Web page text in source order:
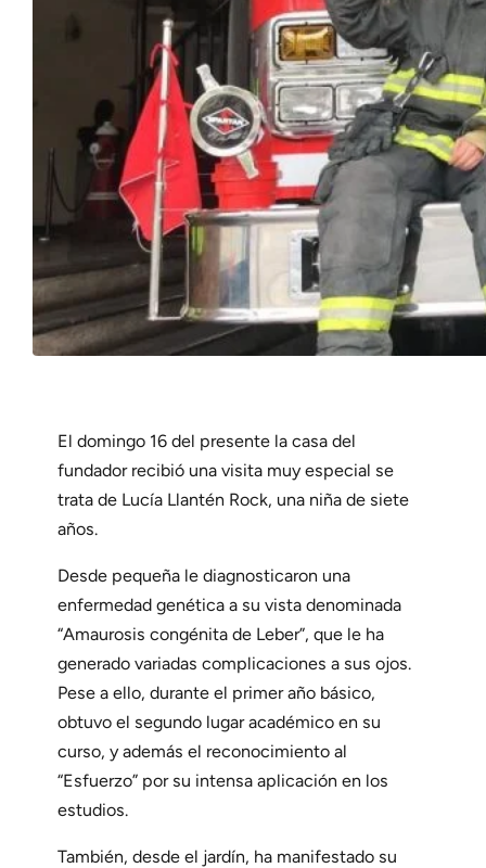
El domingo 16 del presente la casa del
fundador recibió una visita muy especial se
trata de Lucía Llantén Rock, una niña de siete
años.
Desde pequeña le diagnosticaron una
enfermedad genética a su vista denominada
“Amaurosis congénita de Leber”, que le ha
generado variadas complicaciones a sus ojos.
Pese a ello, durante el primer año básico,
obtuvo el segundo lugar académico en su
curso, y además el reconocimiento al
“Esfuerzo” por su intensa aplicación en los
estudios.
También, desde el jardín, ha manifestado su